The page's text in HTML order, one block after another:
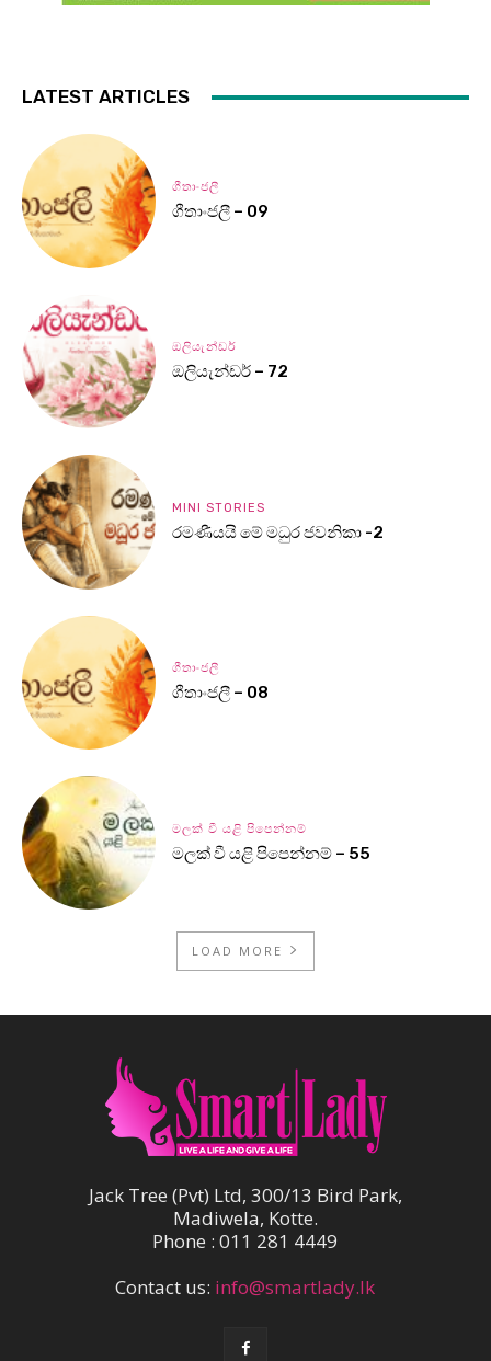
LATEST ARTICLES
ගීතාංජලී
ගීතාංජලී – 09
ඔලියැන්ඩර්
ඔලියැන්ඩර් – 72
MINI STORIES
රමණීයයි මේ මධුර ජවනිකා -2
ගීතාංජලී
ගීතාංජලී – 08
මලක් වී යළි පිපෙන්නම්
මලක් වී යළි පිපෙන්නම් – 55
LOAD MORE
Jack Tree (Pvt) Ltd, 300/13 Bird Park,
Madiwela, Kotte.
Phone : 011 281 4449
Contact us: info@smartlady.lk